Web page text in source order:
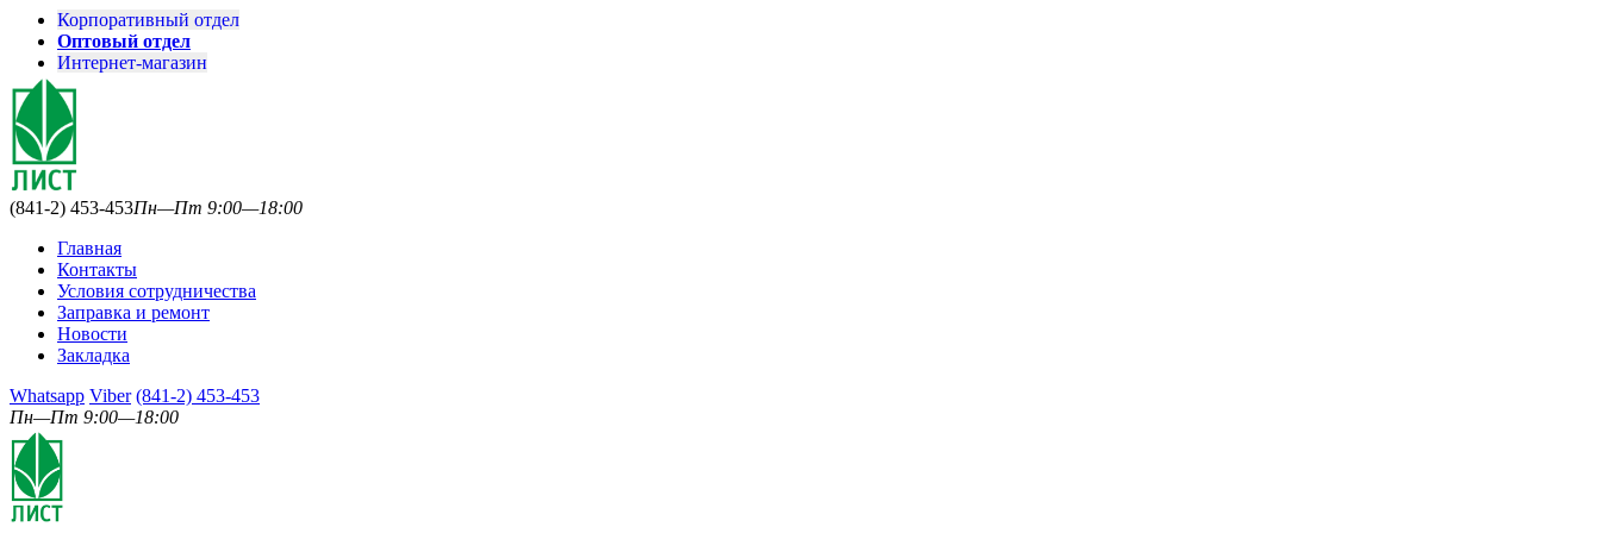
Корпоративный отдел
Оптовый отдел
Интернет-магазин
(841-2) 453-453Пн—Пт 9:00—18:00
Главная
Контакты
Условия сотрудничества
Заправка и ремонт
Новости
Закладка
Whatsapp Viber (841-2) 453-453
Пн—Пт 9:00—18:00